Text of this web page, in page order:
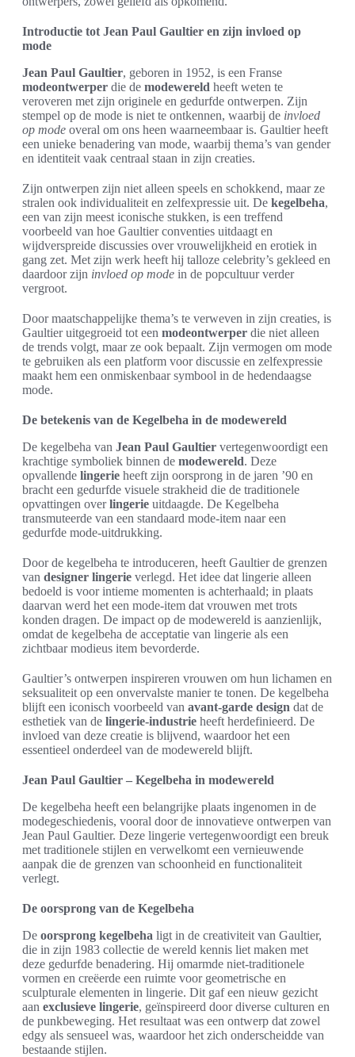
Introductie tot Jean Paul Gaultier en zijn invloed op
mode
Jean Paul Gaultier, geboren in 1952, is een Franse
modeontwerper die de modewereld heeft weten te
veroveren met zijn originele en gedurfde ontwerpen. Zijn
stempel op de mode is niet te ontkennen, waarbij de invloed
op mode overal om ons heen waarneembaar is. Gaultier heeft
een unieke benadering van mode, waarbij thema’s van gender
en identiteit vaak centraal staan in zijn creaties.
Zijn ontwerpen zijn niet alleen speels en schokkend, maar ze
stralen ook individualiteit en zelfexpressie uit. De kegelbeha,
een van zijn meest iconische stukken, is een treffend
voorbeeld van hoe Gaultier conventies uitdaagt en
wijdverspreide discussies over vrouwelijkheid en erotiek in
gang zet. Met zijn werk heeft hij talloze celebrity’s gekleed en
daardoor zijn invloed op mode in de popcultuur verder
vergroot.
Door maatschappelijke thema’s te verweven in zijn creaties, is
Gaultier uitgegroeid tot een modeontwerper die niet alleen
de trends volgt, maar ze ook bepaalt. Zijn vermogen om mode
te gebruiken als een platform voor discussie en zelfexpressie
maakt hem een onmiskenbaar symbool in de hedendaagse
mode.
De betekenis van de Kegelbeha in de modewereld
De kegelbeha van Jean Paul Gaultier vertegenwoordigt een
krachtige symboliek binnen de modewereld. Deze
opvallende lingerie heeft zijn oorsprong in de jaren ’90 en
bracht een gedurfde visuele strakheid die de traditionele
opvattingen overlingerie uitdaagde. De Kegelbeha
transmuteerde van een standaard mode-item naar een
gedurfde mode-uitdrukking.
Door de kegelbeha te introduceren, heeft Gaultier de grenzen
van designer lingerie verlegd. Het idee dat lingerie alleen
bedoeld is voor intieme momenten is achterhaald; in plaats
daarvan werd het een mode-item dat vrouwen met trots
konden dragen. De impact op de modewereld is aanzienlijk,
omdat de kegelbeha de acceptatie van lingerie als een
zichtbaar modieus item bevorderde.
Gaultier’s ontwerpen inspireren vrouwen om hun lichamen en
seksualiteit op een onvervalste manier te tonen. De kegelbeha
blijft een iconisch voorbeeld van avant-garde design dat de
esthetiek van de lingerie-industrie heeft herdefinieerd. De
invloed van deze creatie is blijvend, waardoor het een
essentieel onderdeel van de modewereld blijft.
Jean Paul Gaultier – Kegelbeha in modewereld
De kegelbeha heeft een belangrijke plaats ingenomen in de
modegeschiedenis, vooral door de innovatieve ontwerpen van
Jean Paul Gaultier. Deze lingerie vertegenwoordigt een breuk
met traditionele stijlen en verwelkomt een vernieuwende
aanpak die de grenzen van schoonheid en functionaliteit
verlegt.
De oorsprong van de Kegelbeha
De oorsprong kegelbeha ligt in de creativiteit van Gaultier,
die in zijn 1983 collectie de wereld kennis liet maken met
deze gedurfde benadering. Hij omarmde niet-traditionele
vormen en creëerde een ruimte voor geometrische en
sculpturale elementen in lingerie. Dit gaf een nieuw gezicht
aan exclusieve lingerie, geïnspireerd door diverse culturen en
de punkbeweging. Het resultaat was een ontwerp dat zowel
edgy als sensueel was, waardoor het zich onderscheidde van
bestaande stijlen.